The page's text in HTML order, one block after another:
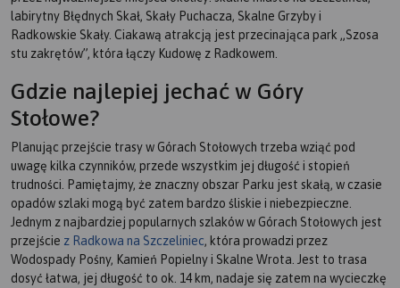
labirytny Błędnych Skał, Skały Puchacza, Skalne Grzyby i
Radkowskie Skały. Ciakawą atrakcją jest przecinająca park „Szosa
stu zakrętów”, która łączy Kudowę z Radkowem.
Gdzie najlepiej jechać w Góry
Stołowe?
Planując przejście trasy w Górach Stołowych trzeba wziąć pod
uwagę kilka czynników, przede wszystkim jej długość i stopień
trudności. Pamiętajmy, że znaczny obszar Parku jest skałą, w czasie
opadów szlaki mogą być zatem bardzo śliskie i niebezpieczne.
Jednym z najbardziej popularnych szlaków w Górach Stołowych jest
przejście z Radkowa na Szczeliniec, która prowadzi przez
Wodospady Pośny, Kamień Popielny i Skalne Wrota. Jest to trasa
dosyć łatwa, jej długość to ok. 14 km, nadaje się zatem na wycieczkę